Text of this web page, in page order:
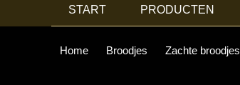
START PRODUCTEN
Home Broodjes Zachte broodjes